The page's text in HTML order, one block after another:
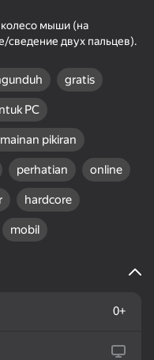
33
the Ragdolls in 3D
-
Invoker Game
Amazing pictures.
мыши (на
сведение двух пальцев).
gratis
PC
pikiran
perhatian online
hardcore
mobil
0+